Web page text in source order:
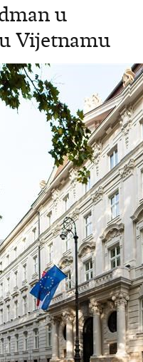
u
Vijetnamu